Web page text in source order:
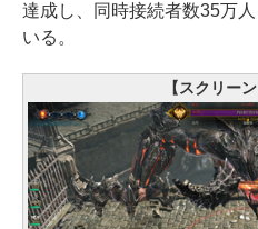
達成し、同時接続者数35万
いる。
【スクリー